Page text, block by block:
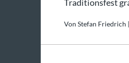
Traditionsfest
Von Stefan Friedrich |